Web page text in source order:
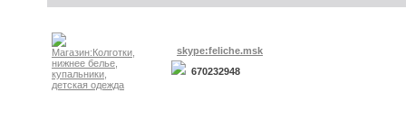
skype:feliche.msk
670232948